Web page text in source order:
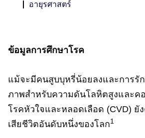
อายุรศาสตร์
ข้อมูลการศึกษาโรค
แม้จะมีคนสูบบุหรี่น้อยลงและการรั
ภาพสําหรับความดันโลหิตสูงและคอ
โรคหัวใจและหลอดเลือด (CVD) ยั
เสียชีวิตอันดับหนึ่งของโลก1